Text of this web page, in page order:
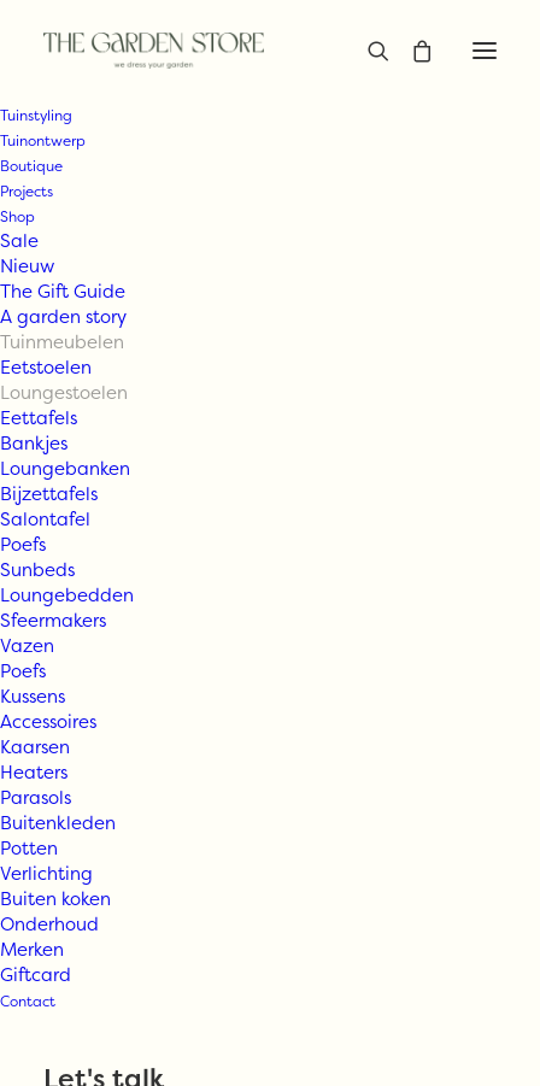
Tuinstyling
Tuinontwerp
Boutique
Projects
Shop
Sale
Nieuw
The Gift Guide
A garden story
Tuinmeubelen
Eetstoelen
Loungestoelen
Eettafels
Bankjes
Loungebanken
Bijzettafels
Salontafel
Poefs
Sunbeds
Loungebedden
Sfeermakers
Vazen
Poefs
Kussens
Accessoires
Kaarsen
Heaters
Parasols
Buitenkleden
Potten
Verlichting
Buiten koken
Onderhoud
Merken
Giftcard
Contact
Let's talk
Vincent
Sheppard
WICKED
Lounge chair